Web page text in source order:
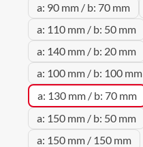
a: 90 mm / b: 70 mm
a: 110 mm / b: 50 mm
a: 140 mm / b: 20 mm
a: 100 mm / b: 100 mm
a: 130 mm / b: 70 mm
a: 150 mm / b: 50 mm
a: 150 mm / 150 mm